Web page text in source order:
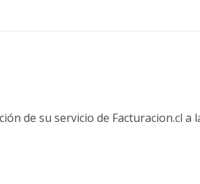
de su servicio de Facturacion.cl a